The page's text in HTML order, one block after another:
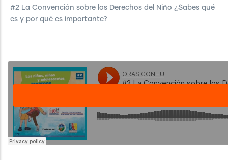
#2 La Convención sobre los Derechos del Niño ¿Sabes qué
es y por qué es importante?